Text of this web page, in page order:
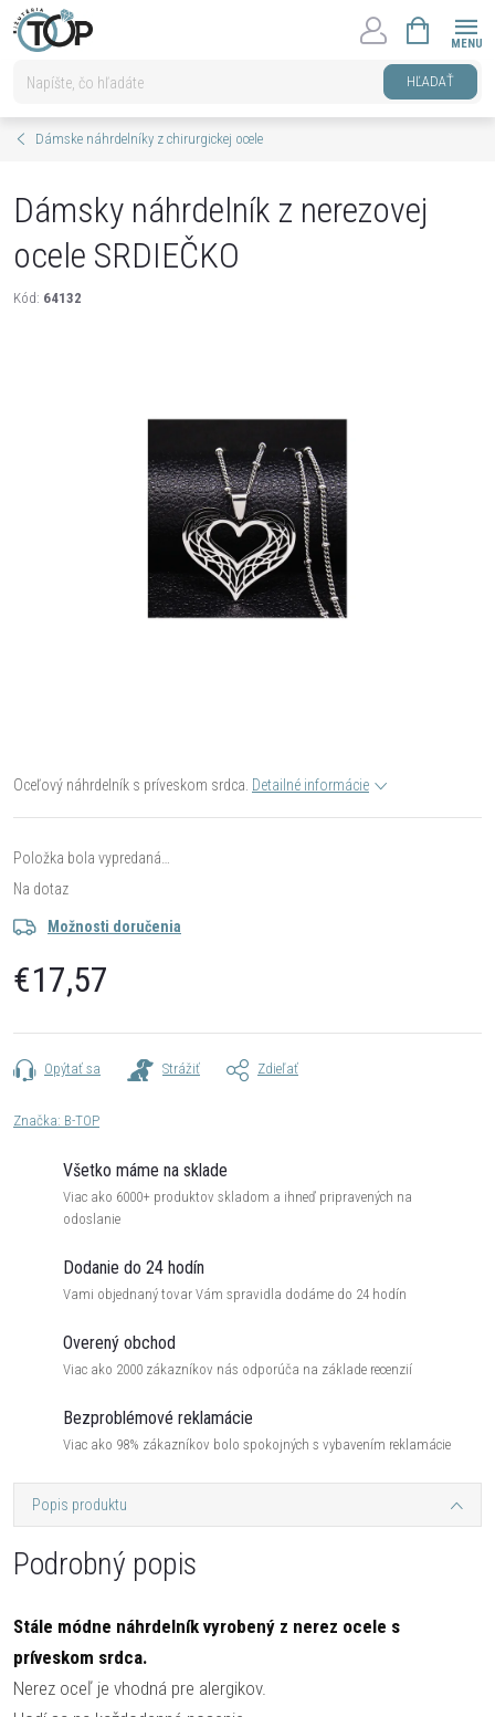
Prejsť
na
HĽADAŤ
KOŠÍK
Dámske náhrdelníky z chirurgickej ocele
Dámsky náhrdelník z nerezovej
ocele SRDIEČKO
Kód: 64132
Oceľový náhrdelník s príveskom srdca. Detailné informácie
Položka bola vypredaná…
Na dotaz
Možnosti doručenia
€17,57
cena:
Opýtať sa Strážiť Zdieľať
Značka: B-TOP
Všetko máme na sklade
Viac ako 6000+ produktov skladom a ihneď pripravených na
odoslanie
Dodanie do 24 hodín
Vami objednaný tovar Vám spravidla dodáme do 24 hodín
Overený obchod
Viac ako 2000 zákazníkov nás odporúča na základe recenzií
Bezproblémové reklamácie
Viac ako 98% zákazníkov bolo spokojných s vybavením reklamácie
Popis produktu
Podrobný popis
Stále módne náhrdelník vyrobený z nerez ocele s
príveskom srdca.
Nerez oceľ je vhodná pre alergikov.